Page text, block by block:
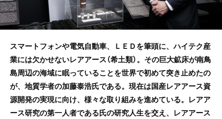
スマートフォンや電気自動車、ＬＥＤを筆頭に、ハイテク産
業には欠かせないレアアース（希土類）。その巨大鉱床が南鳥
島周辺の海域に眠っていることを世界で初めて突き止めたの
が、地質学者の加藤泰浩氏である。現在は国産レアアース資
源開発の実現に向け、様々な取り組みを進めている。レアア
ース研究の第一人者である氏の研究人生を交え、レアアース